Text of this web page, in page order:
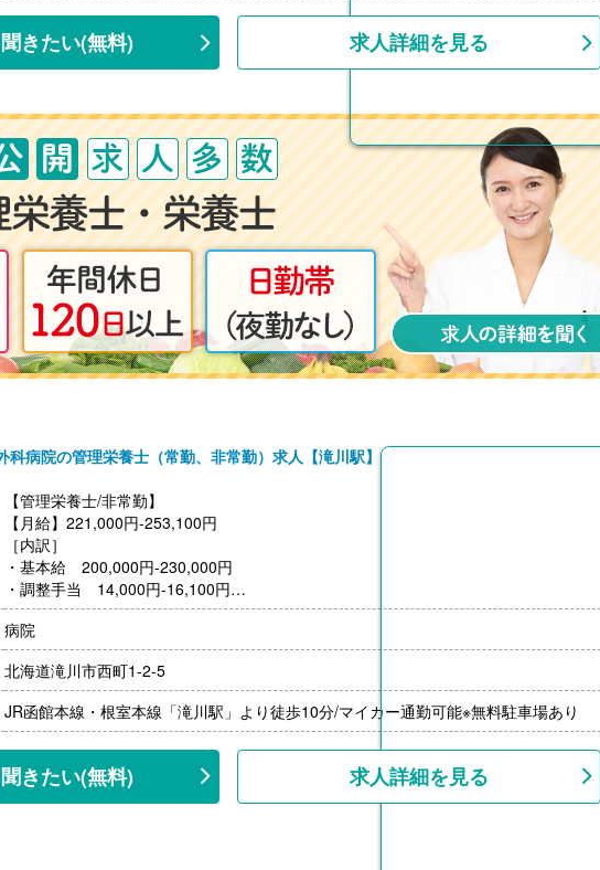
きたい(無料) 求人詳細を見る
科病院の管理栄養士（常勤、非常勤）求人【滝川駅】
【管理栄養士/非常勤】
【月給】221,000円-253,100円
［内訳］
・基本給 200,000円-230,000円
・調整手当 14,000円-16,100円
・技術手当 7,000円-
【賞与】年2回（計4ヶ月分）※前年度実績
【通勤手当】あり（車の場合 上限15,000円/月）（公共交通機関の場合 上限26,000円/
月）
【昇給】あり（1月あたり1.00％-）※前年度実績
【退職金】あり ※勤続3年以上---
【時給】1,500円
［その他手当］
・技術手当 7,000円
病院
北海道滝川市西町1-2-5
JR函館本線・根室本線「滝川駅」より徒歩10分/マイカー通勤可能※無料駐車場あり
きたい(無料) 求人詳細を見る